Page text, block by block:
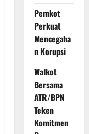
Pemkot
Perkuat
Mencegaha
n Korupsi
Walkot
Bersama
ATR/BPN
Teken
Komitmen